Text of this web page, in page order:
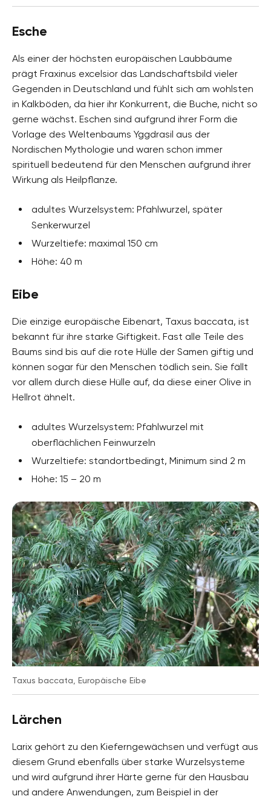
Esche
Als einer der höchsten europäischen Laubbäume
prägt Fraxinus excelsior das Landschaftsbild vieler
Gegenden in Deutschland und fühlt sich am wohlsten
in Kalkböden, da hier ihr Konkurrent, die Buche, nicht so
gerne wächst. Eschen sind aufgrund ihrer Form die
Vorlage des Weltenbaums Yggdrasil aus der
Nordischen Mythologie und waren schon immer
spirituell bedeutend für den Menschen aufgrund ihrer
Wirkung als Heilpflanze.
adultes Wurzelsystem: Pfahlwurzel, später
Senkerwurzel
Wurzeltiefe: maximal 150 cm
Höhe: 40 m
Eibe
Die einzige europäische Eibenart, Taxus baccata, ist
bekannt für ihre starke Giftigkeit. Fast alle Teile des
Baums sind bis auf die rote Hülle der Samen giftig und
können sogar für den Menschen tödlich sein. Sie fällt
vor allem durch diese Hülle auf, da diese einer Olive in
Hellrot ähnelt.
adultes Wurzelsystem: Pfahlwurzel mit
oberflächlichen Feinwurzeln
Wurzeltiefe: standortbedingt, Minimum sind 2 m
Höhe: 15 – 20 m
Taxus baccata, Europäische Eibe
Lärchen
Larix gehört zu den Kieferngewächsen und verfügt aus
diesem Grund ebenfalls über starke Wurzelsysteme
und wird aufgrund ihrer Härte gerne für den Hausbau
und andere Anwendungen, zum Beispiel in der